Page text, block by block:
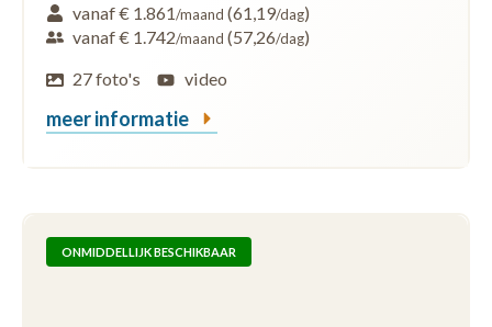
vanaf € 1.861/maand (61,19/dag)
vanaf € 1.742/maand (57,26/dag)
27 foto's
video
meer informatie
ONMIDDELLIJK BESCHIKBAAR